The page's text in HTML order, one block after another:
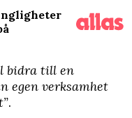
bidra till en
egen verksamhet
.